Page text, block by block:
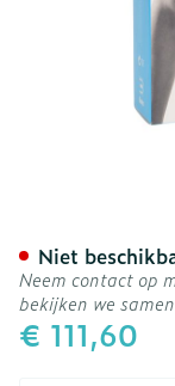
€ 111,60
Niet
Neem contact op
bekijken we